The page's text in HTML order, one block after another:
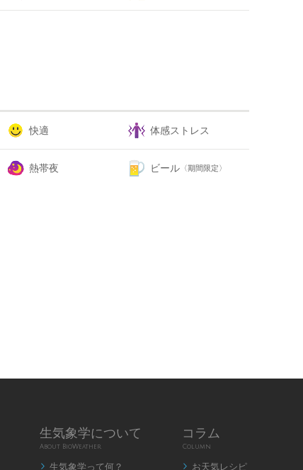
快適 体感ストレス
熱帯夜 ビール 〈期間限定〉
生気象学について
About BioWeather
 生気象学って何？
コラム
Column
 お天気レシピ